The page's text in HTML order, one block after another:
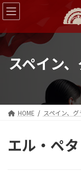
コ
ン
ン
へ
ナ
ビ
ー
ョ スペイン
HOME スペイン、
エル・ペ